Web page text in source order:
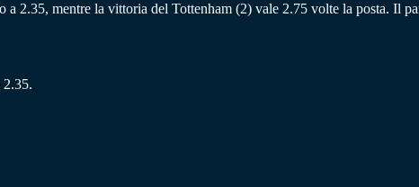
a 2.35, mentre la vittoria del Tottenham (2) vale 2.75 volte la posta. Il